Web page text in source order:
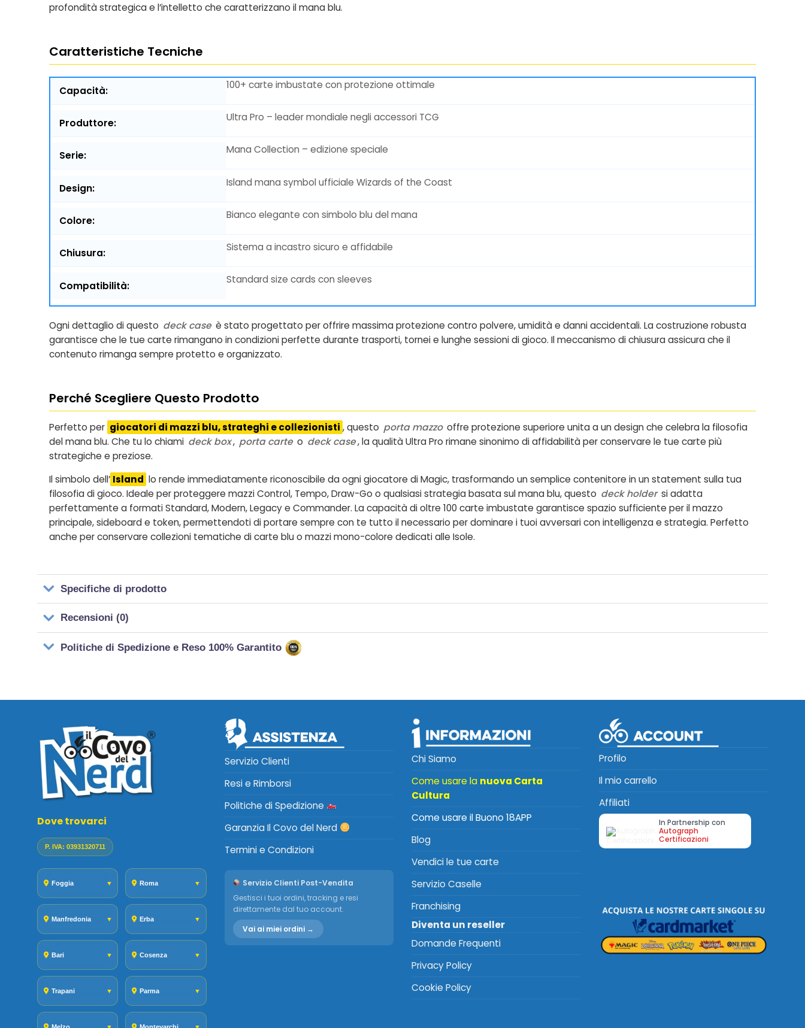
profondità strategica e l’intelletto che caratterizzano il mana blu.
Caratteristiche Tecniche
Capacità: 100+ carte imbustate con protezione ottimale
Produttore: Ultra Pro – leader mondiale negli accessori TCG
Serie: Mana Collection – edizione speciale
Design: Island mana symbol ufficiale Wizards of the Coast
Colore: Bianco elegante con simbolo blu del mana
Chiusura: Sistema a incastro sicuro e affidabile
Compatibilità: Standard size cards con sleeves
Ogni dettaglio di questo deck case è stato progettato per offrire massima protezione contro polvere, umidità e danni accidentali. La costruzione robusta
garantisce che le tue carte rimangano in condizioni perfette durante trasporti, tornei e lunghe sessioni di gioco. Il meccanismo di chiusura assicura che il
contenuto rimanga sempre protetto e organizzato.
Perché Scegliere Questo Prodotto
Perfetto per giocatori di mazzi blu, strateghi e collezionisti , questo porta mazzo offre protezione superiore unita a un design che celebra la filosofia
del mana blu. Che tu lo chiami deck box, porta carte o deck case, la qualità Ultra Pro rimane sinonimo di affidabilità per conservare le tue carte più
strategiche e preziose.
Il simbolo dell’ Island lo rende immediatamente riconoscibile da ogni giocatore di Magic, trasformando un semplice contenitore in un statement sulla tua
filosofia di gioco. Ideale per proteggere mazzi Control, Tempo, Draw-Go o qualsiasi strategia basata sul mana blu, questo deck holder si adatta
perfettamente a formati Standard, Modern, Legacy e Commander. La capacità di oltre 100 carte imbustate garantisce spazio sufficiente per il mazzo
principale, sideboard e token, permettendoti di portare sempre con te tutto il necessario per dominare i tuoi avversari con intelligenza e strategia. Perfetto
anche per conservare collezioni tematiche di carte blu o mazzi mono-colore dedicati alle Isole.
Specifiche di prodotto
Recensioni (0)
Politiche di Spedizione e Reso 100% Garantito
Dove trovarci
P. IVA: 03931320711
Foggia ▼ Roma ▼
Manfredonia ▼ Erba ▼
Bari ▼ Cosenza ▼
Trapani ▼ Parma ▼
Servizio Clienti
Resi e Rimborsi
Politiche di Spedizione
Garanzia Il Covo del Nerd
Termini e Condizioni
Servizio Clienti Post-Vendita
Gestisci i tuoi ordini, tracking e resi
direttamente dal tuo account.
Vai ai miei ordini →
Chi Siamo
Come usare la nuova Carta
Cultura
Come usare il Buono 18APP
Blog
Vendici le tue carte
Servizio Caselle
Franchising
Diventa un reseller
Domande Frequenti
Privacy Policy
Cookie Policy
Profilo
Il mio carrello
Affiliati
In Partnership con
Autograph
Certificazioni